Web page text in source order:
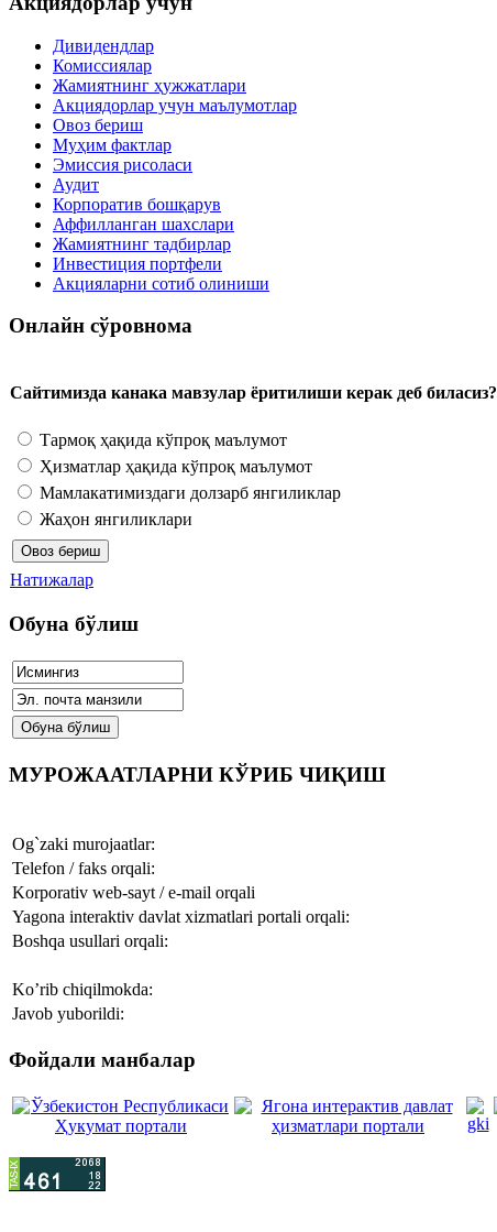
Дивидендлар
Комиссиялар
Жамиятнинг ҳужжатлари
Акциядорлар учун маълумотлар
Овоз бериш
Муҳим фактлар
Эмиссия рисоласи
Аудит
Корпоратив бошқарув
Аффилланган шахслари
Жамиятнинг тадбирлар
Инвестиция портфели
Акцияларни сотиб олиниши
Онлайн сўровнома
Сайтимизда канака мавзулар ёритилиши керак деб биласиз?
Тармоқ ҳақида кўпроқ маълумот
Ҳизматлар ҳақида кўпроқ маълумот
Мамлакатимиздаги долзарб янгиликлар
Жаҳон янгиликлари
Натижалар
Обуна бўлиш
МУРОЖААТЛАРНИ КЎРИБ ЧИҚИШ
Og`zaki murojaatlar:
Telefon / faks orqali:
Korporativ web-sayt / e-mail orqali
Yagona interaktiv davlat xizmatlari portali orqali:
Boshqa usullari orqali:
Ko’rib chiqilmokda:
Javob yuborildi:
Фойдали манбалар